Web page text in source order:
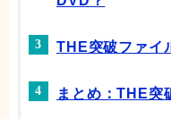
THE突破ファイ
まとめ：THE突